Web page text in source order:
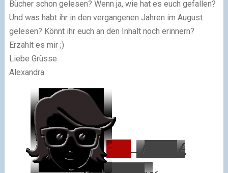
Bücher schon gelesen? Wenn ja, wie hat es euch gefallen?
Und was habt ihr in den vergangenen Jahren im August
gelesen? Könnt ihr euch an den Inhalt noch erinnern?
Erzählt es mir ;)
Liebe Grüsse
Alexandra